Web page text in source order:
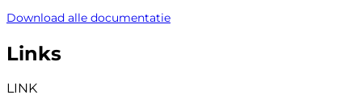
Download alle documentatie
Links
LINK